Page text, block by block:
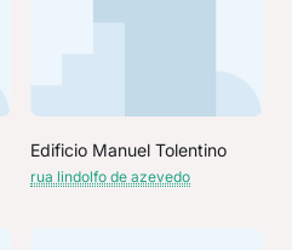
Edificio Manuel Tolentino
rua lindolfo de azevedo